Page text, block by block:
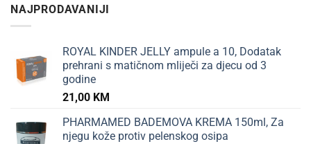
NAJPRODAVANIJI
ROYAL KINDER JELLY ampule a 10, Dodatak
prehrani s matičnom mliječi za djecu od 3
godine
21,00 KM
PHARMAMED BADEMOVA KREMA 150ml, Za
njegu kože protiv pelenskog osipa